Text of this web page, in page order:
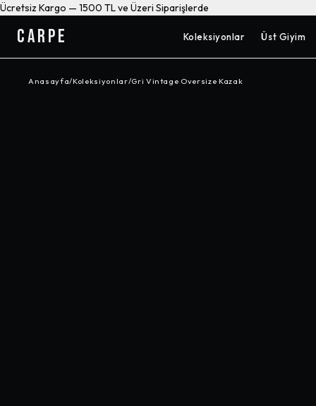
Ücretsiz Kargo — 1500 TL ve Üzeri Siparişlerde
CARPE Koleksiyonlar Üst Giyim
Anasayfa/Koleksiyonlar/Gri Vintage Oversize Kazak